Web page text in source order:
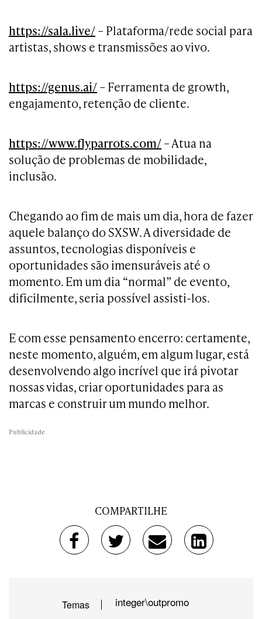
https://sala.live/– Plataforma/rede social para
artistas, shows e transmissões ao vivo.
https://genus.ai/– Ferramenta de growth,
engajamento, retenção de cliente.
https://www.flyparrots.com/– Atua na
solução de problemas de mobilidade,
inclusão.
Chegando ao fim de mais um dia, hora de fazer
aquele balanço do SXSW. A diversidade de
assuntos, tecnologias disponíveis e
oportunidades são imensuráveis até o
momento. Em um dia “normal” de evento,
dificilmente, seria possível assisti-los.
E com esse pensamento encerro: certamente,
neste momento, alguém, em algum lugar, está
desenvolvendo algo incrível que irá pivotar
nossas vidas, criar oportunidades para as
marcas e construir um mundo melhor.
Publicidade
COMPARTILHE
Temas integer\outpromo